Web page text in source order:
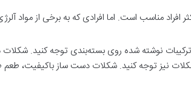
مناسب است. اما افرادی که به برخی از مواد
نوشته شده روی بسته‌بندی توجه کنید.
نیز توجه کنید. شکلات دست‌ ساز باکیفیت، طعم